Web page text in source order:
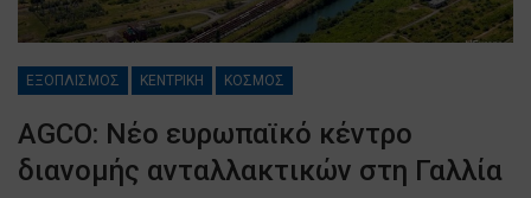
ΕΞΟΠΛΙΣΜΟΣ ΚΕΝΤΡΙΚΗ ΚΟΣΜΟΣ
AGCO: Νέο ευρωπαϊκό κέντρο
διανομής ανταλλακτικών στη Γαλλία